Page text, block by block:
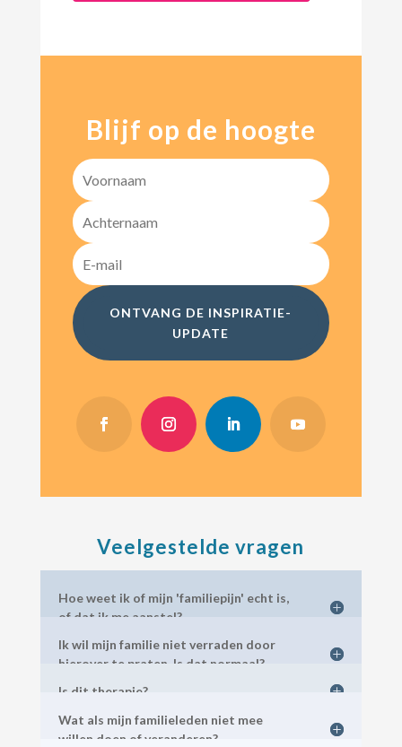
Blijf op de hoogte
ONTVANG DE INSPIRATIE-
UPDATE
Veelgestelde vragen
Hoe weet ik of mijn 'familiepijn' echt is,
of dat ik me aanstel?
Ik wil mijn familie niet verraden door
hierover te praten. Is dat normaal?
Is dit therapie?
Wat als mijn familieleden niet mee
willen doen of veranderen?